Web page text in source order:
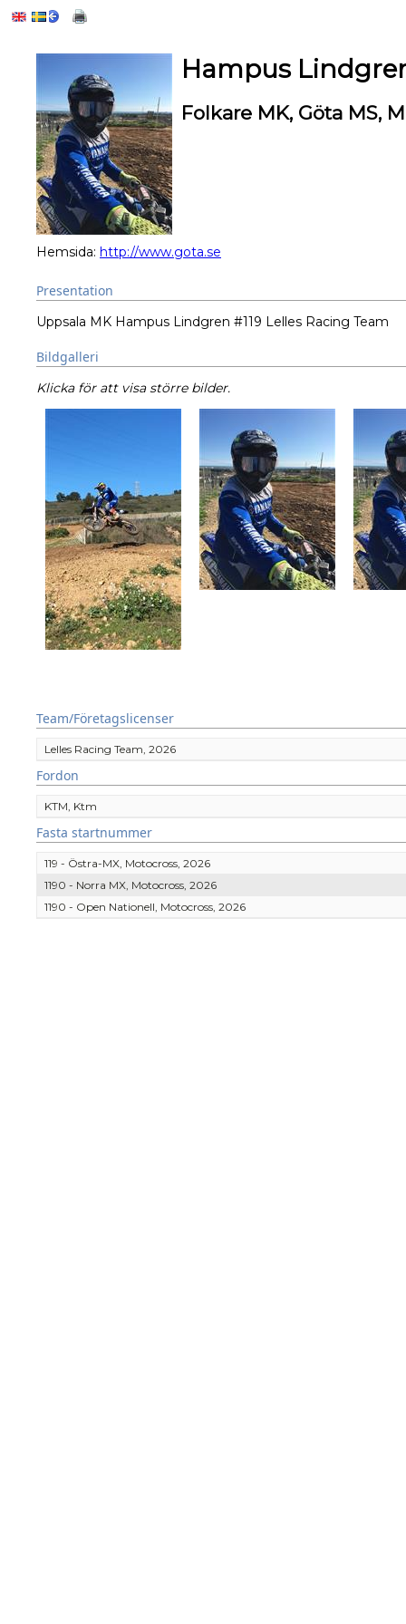
Hampus
Folkare MK, Göta MS,
Hemsida: http://www.gota.se
Presentation
Uppsala MK Hampus Lindgren #119 Lelles Racing Team
Bildgalleri
Klicka för att visa större bilder.
Team/Företagslicenser
Lelles Racing Team, 2026
Fordon
KTM, Ktm
Fasta startnummer
119 - Östra-MX, Motocross, 2026
1190 - Norra MX, Motocross, 2026
1190 - Open Nationell, Motocross, 2026